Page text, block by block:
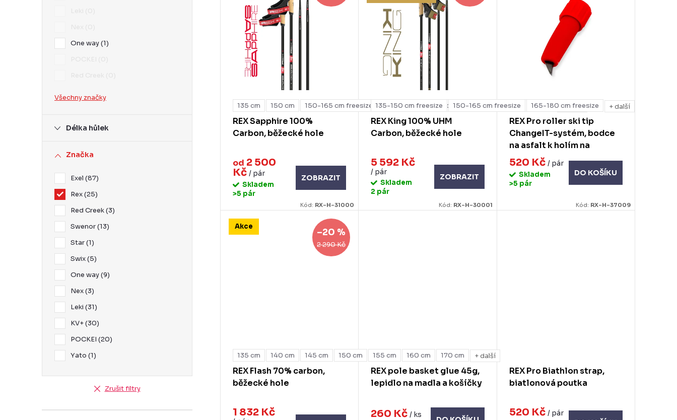
One way 1
Všechny značky
Délka hůlek
Značka
Exel 87
Rex 25
Red Creek 3
Swenor 13
Star 1
Swix 5
One way 9
Nex 3
Leki 31
KV+ 30
POCKEI 20
Yato 1
Zrušit filtry
135 cm 150 cm 150-165 cm freesize 165 cm 165-180 cm freesize 170 cm 175 cm + další
REX Sapphire 100%
Carbon, běžecké hole
od 2 500
Kč / pár
Skladem
>5 pár
ZOBRAZIT
Kód: RX-H-31000
135-150 cm freesize 150-165 cm freesize 165-180 cm freesize + další
REX King 100% UHM
Carbon, běžecké hole
5 592 Kč
/ pár
Skladem
2 pár
ZOBRAZIT
Kód: RX-H-30001
REX Pro roller ski tip
ChangeIT-systém, bodce
na asfalt k holím na
kolečkové lyže
520 Kč / pár
Skladem
>5 pár
DO KOŠÍKU
Kód: RX-H-37009
Akce
2 290 Kč
–20 %
135 cm 140 cm 145 cm 150 cm 155 cm 160 cm 170 cm + další
REX Flash 70% carbon,
běžecké hole
1 832 Kč
REX pole basket glue 45g,
lepidlo na madla a košíčky
260 Kč/ ks
REX Pro Biathlon strap,
biatlonová poutka
520 Kč / pár